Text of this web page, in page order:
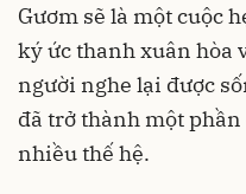
Gươm sẽ là một cuộc
ký ức thanh xuân hòa
người nghe lại được
đã trở thành một
nhiều thế hệ.